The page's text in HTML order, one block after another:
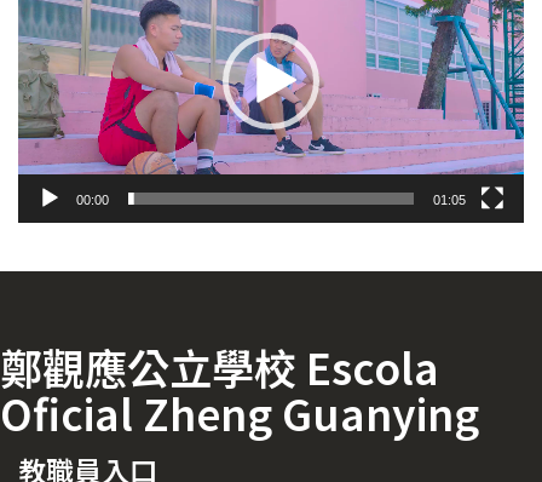
播
放
器
00:00 01:05
鄭觀應公立學校 Escola
Oficial Zheng Guanying
教職員入口